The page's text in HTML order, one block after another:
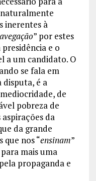
naturalmente
inerentes à
” por estes
e o
a um candidato. O
se fala em
disputa, é a
de
pobreza de
da
da grande
que nos “ensinam”
mais uma
propaganda e